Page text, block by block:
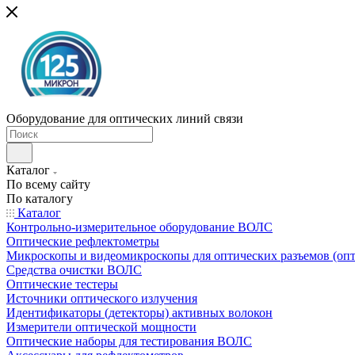
Оборудование для оптических линий связи
Каталог
По всему сайту
По каталогу
Каталог
Контрольно-измерительное оборудование ВОЛС
Оптические рефлектометры
Микроскопы и видеомикроскопы для оптических разъемов
Средства очистки ВОЛС
Оптические тестеры
Источники оптического излучения
Идентификаторы (детекторы) активных волокон
Измерители оптической мощности
Оптические наборы для тестирования ВОЛС